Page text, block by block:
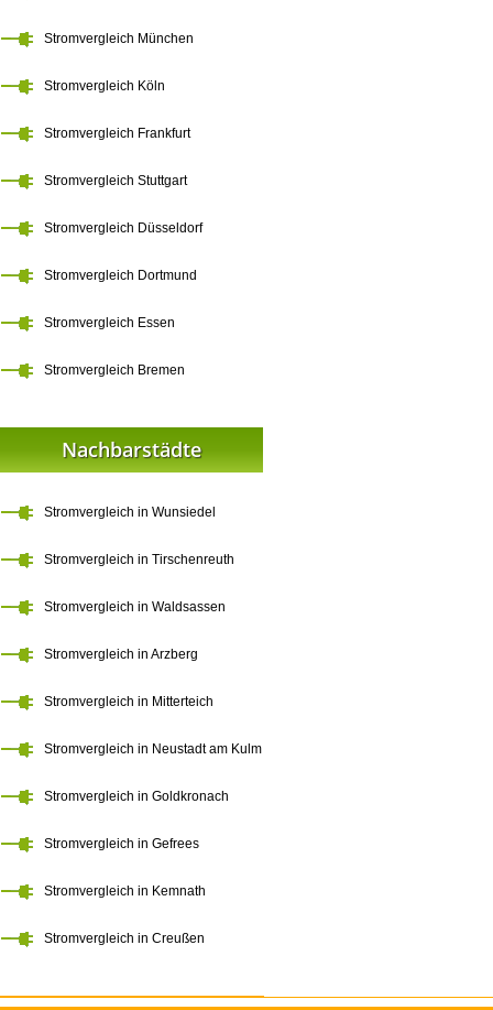
Stromvergleich München
Stromvergleich Köln
Stromvergleich Frankfurt
Stromvergleich Stuttgart
Stromvergleich Düsseldorf
Stromvergleich Dortmund
Stromvergleich Essen
Stromvergleich Bremen
Nachbarstädte
Stromvergleich in Wunsiedel
Stromvergleich in Tirschenreuth
Stromvergleich in Waldsassen
Stromvergleich in Arzberg
Stromvergleich in Mitterteich
Stromvergleich in Neustadt am Kulm
Stromvergleich in Goldkronach
Stromvergleich in Gefrees
Stromvergleich in Kemnath
Stromvergleich in Creußen